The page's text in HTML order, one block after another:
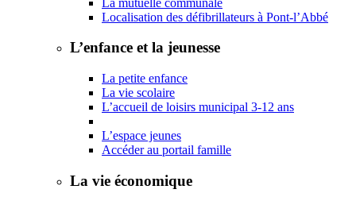
Localisation des défibrillateurs à Pont-l’Abbé
L’enfance et la jeunesse
La petite enfance
La vie scolaire
L’accueil de loisirs municipal 3-12 ans
L’espace jeunes
Accéder au portail famille
La vie économique